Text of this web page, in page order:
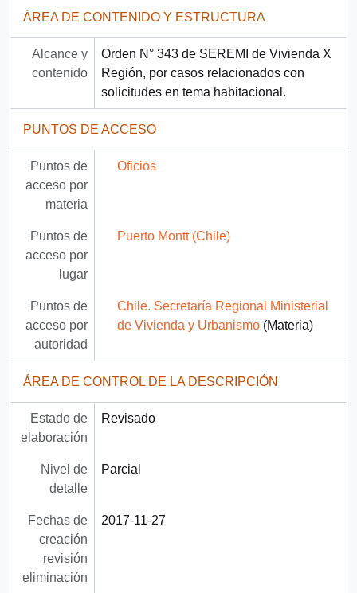
ÁREA DE CONTENIDO Y ESTRUCTURA
Alcance y
contenido
Orden N° 343 de SEREMI de Vivienda X
Región, por casos relacionados con
solicitudes en tema habitacional.
PUNTOS DE ACCESO
Puntos de
acceso por
materia
Oficios
Puntos de
acceso por
lugar
Puerto Montt (Chile)
Puntos de
acceso por
autoridad
Chile. Secretaría Regional Ministerial
de Vivienda y Urbanismo(Materia)
ÁREA DE CONTROL DE LA DESCRIPCIÓN
Estado de
elaboración
Revisado
Nivel de
detalle
Parcial
Fechas de
creación
revisión
eliminación
2017-11-27